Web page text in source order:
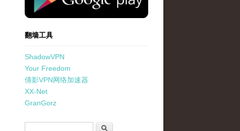
翻墙工具
ShadowVPN
Your Freedom
倩影VPN网络加速器
XX-Net
GranGorz
搜索